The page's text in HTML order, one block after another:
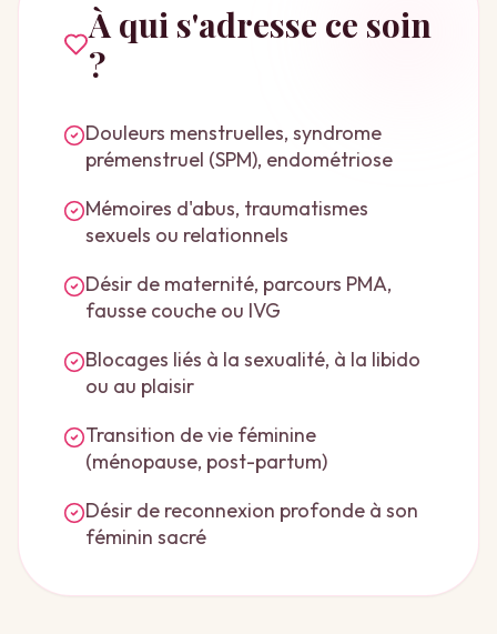
À qui s'adresse ce soin
?
Douleurs menstruelles, syndrome
prémenstruel (SPM), endométriose
Mémoires d'abus, traumatismes
sexuels ou relationnels
Désir de maternité, parcours PMA,
fausse couche ou IVG
Blocages liés à la sexualité, à la libido
ou au plaisir
Transition de vie féminine
(ménopause, post-partum)
Désir de reconnexion profonde à son
féminin sacré